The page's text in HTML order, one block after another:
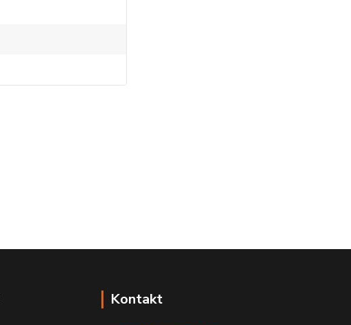
Kontakt